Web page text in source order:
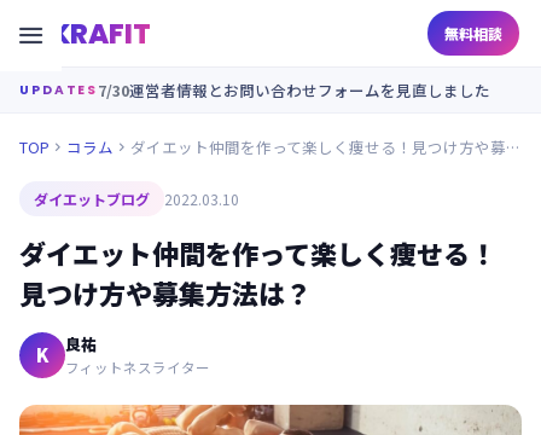
KRAFIT 無料相談

UPDATES 7/30運営者情報とお問い合わせフォームを見直しました
TOP  コラム  ダイエット仲間を作って楽しく痩せる！見つけ方や募集方法は？
ダイエットブログ 2022.03.10
ダイエット仲間を作って楽しく痩せる！
見つけ方や募集方法は？
K 良祐
フィットネスライター